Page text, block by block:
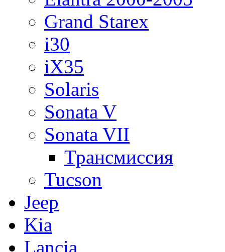
Grand Starex
i30
iX35
Solaris
Sonata V
Sonata VII
Трансмиссия
Tucson
Jeep
Kia
Lancia